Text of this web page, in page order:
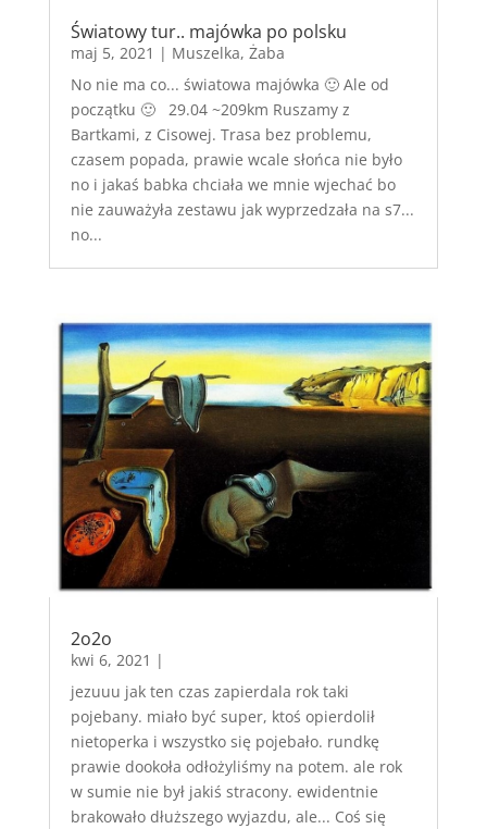
Światowy tur.. majówka po polsku
maj 5, 2021 | Muszelka, Żaba
No nie ma co... światowa majówka 🙂 Ale od
początku 🙂 29.04 ~209km Ruszamy z
Bartkami, z Cisowej. Trasa bez problemu,
czasem popada, prawie wcale słońca nie było
no i jakaś babka chciała we mnie wjechać bo
nie zauważyła zestawu jak wyprzedzała na s7...
no...
2o2o
kwi 6, 2021 |
jezuuu jak ten czas zapierdala rok taki
pojebany. miało być super, ktoś opierdolił
nietoperka i wszystko się pojebało. rundkę
prawie dookoła odłożyliśmy na potem. ale rok
w sumie nie był jakiś stracony. ewidentnie
brakowało dłuższego wyjazdu, ale... Coś się